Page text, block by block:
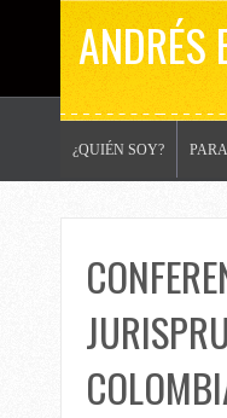
ANDRÉS
¿QUIÉN SOY?